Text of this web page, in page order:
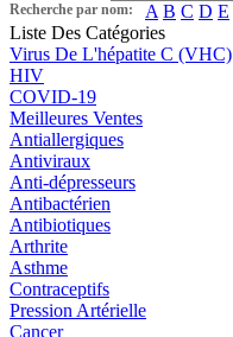
Recherche par nom: A B C D E
Liste Des Catégories
Virus De L'hépatite C (VHC)
HIV
COVID-19
Meilleures Ventes
Antiallergiques
Antiviraux
Anti-dépresseurs
Antibactérien
Antibiotiques
Arthrite
Asthme
Contraceptifs
Pression Artérielle
Cancer